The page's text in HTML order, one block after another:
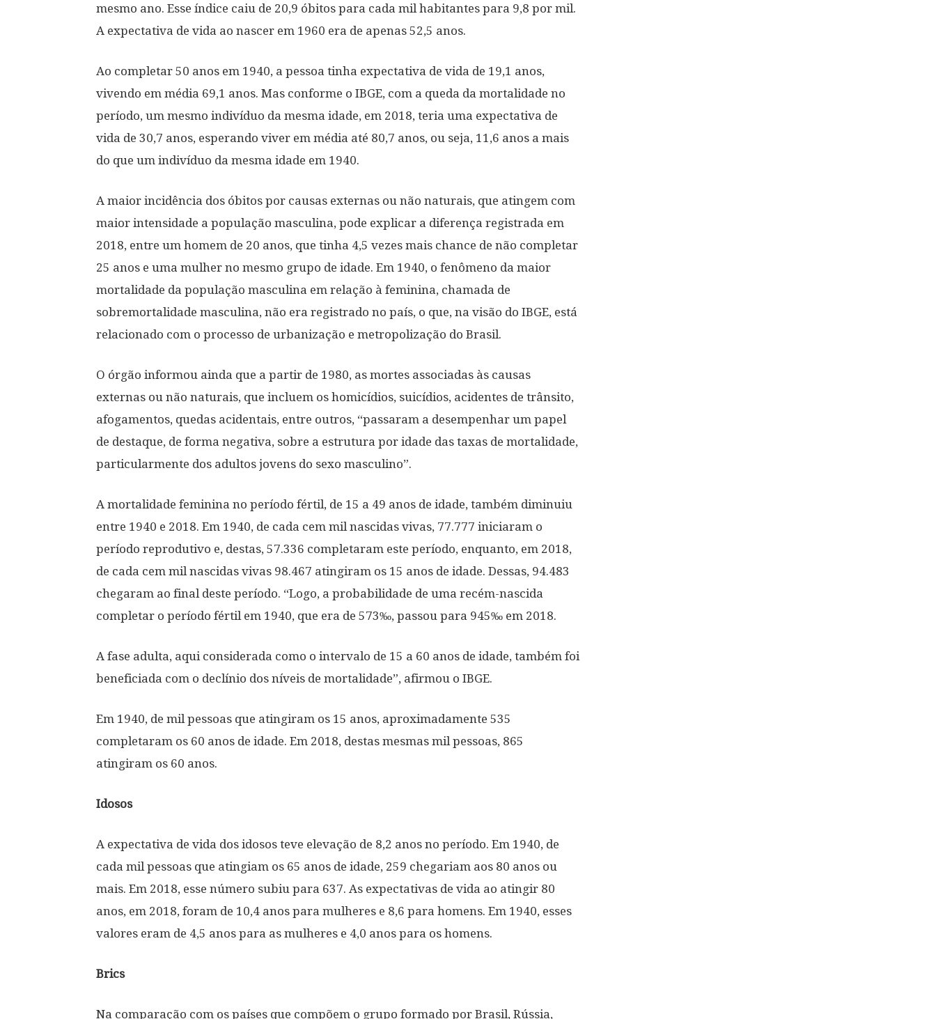
mesmo ano. Esse índice caiu de 20,9 óbitos para cada mil habitantes para 9,8 por mil.
A expectativa de vida ao nascer em 1960 era de apenas 52,5 anos.
Ao completar 50 anos em 1940, a pessoa tinha expectativa de vida de 19,1 anos,
vivendo em média 69,1 anos. Mas conforme o IBGE, com a queda da mortalidade no
período, um mesmo indivíduo da mesma idade, em 2018, teria uma expectativa de
vida de 30,7 anos, esperando viver em média até 80,7 anos, ou seja, 11,6 anos a mais
do que um indivíduo da mesma idade em 1940.
A maior incidência dos óbitos por causas externas ou não naturais, que atingem com
maior intensidade a população masculina, pode explicar a diferença registrada em
2018, entre um homem de 20 anos, que tinha 4,5 vezes mais chance de não completar
25 anos e uma mulher no mesmo grupo de idade. Em 1940, o fenômeno da maior
mortalidade da população masculina em relação à feminina, chamada de
sobremortalidade masculina, não era registrado no país, o que, na visão do IBGE, está
relacionado com o processo de urbanização e metropolização do Brasil.
O órgão informou ainda que a partir de 1980, as mortes associadas às causas
externas ou não naturais, que incluem os homicídios, suicídios, acidentes de trânsito,
afogamentos, quedas acidentais, entre outros, “passaram a desempenhar um papel
de destaque, de forma negativa, sobre a estrutura por idade das taxas de mortalidade,
particularmente dos adultos jovens do sexo masculino”.
A mortalidade feminina no período fértil, de 15 a 49 anos de idade, também diminuiu
entre 1940 e 2018. Em 1940, de cada cem mil nascidas vivas, 77.777 iniciaram o
período reprodutivo e, destas, 57.336 completaram este período, enquanto, em 2018,
de cada cem mil nascidas vivas 98.467 atingiram os 15 anos de idade. Dessas, 94.483
chegaram ao final deste período. “Logo, a probabilidade de uma recém-nascida
completar o período fértil em 1940, que era de 573‰, passou para 945‰ em 2018.
A fase adulta, aqui considerada como o intervalo de 15 a 60 anos de idade, também foi
beneficiada com o declínio dos níveis de mortalidade”, afirmou o IBGE.
Em 1940, de mil pessoas que atingiram os 15 anos, aproximadamente 535
completaram os 60 anos de idade. Em 2018, destas mesmas mil pessoas, 865
atingiram os 60 anos.
Idosos
A expectativa de vida dos idosos teve elevação de 8,2 anos no período. Em 1940, de
cada mil pessoas que atingiam os 65 anos de idade, 259 chegariam aos 80 anos ou
mais. Em 2018, esse número subiu para 637. As expectativas de vida ao atingir 80
anos, em 2018, foram de 10,4 anos para mulheres e 8,6 para homens. Em 1940, esses
valores eram de 4,5 anos para as mulheres e 4,0 anos para os homens.
Brics
Na comparação com os países que compõem o grupo formado por Brasil, Rússia,